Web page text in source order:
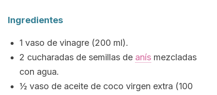
Ingredientes
1 vaso de vinagre (200 ml).
2 cucharadas de semillas de anís mezcladas
con agua.
½ vaso de aceite de coco virgen extra (100